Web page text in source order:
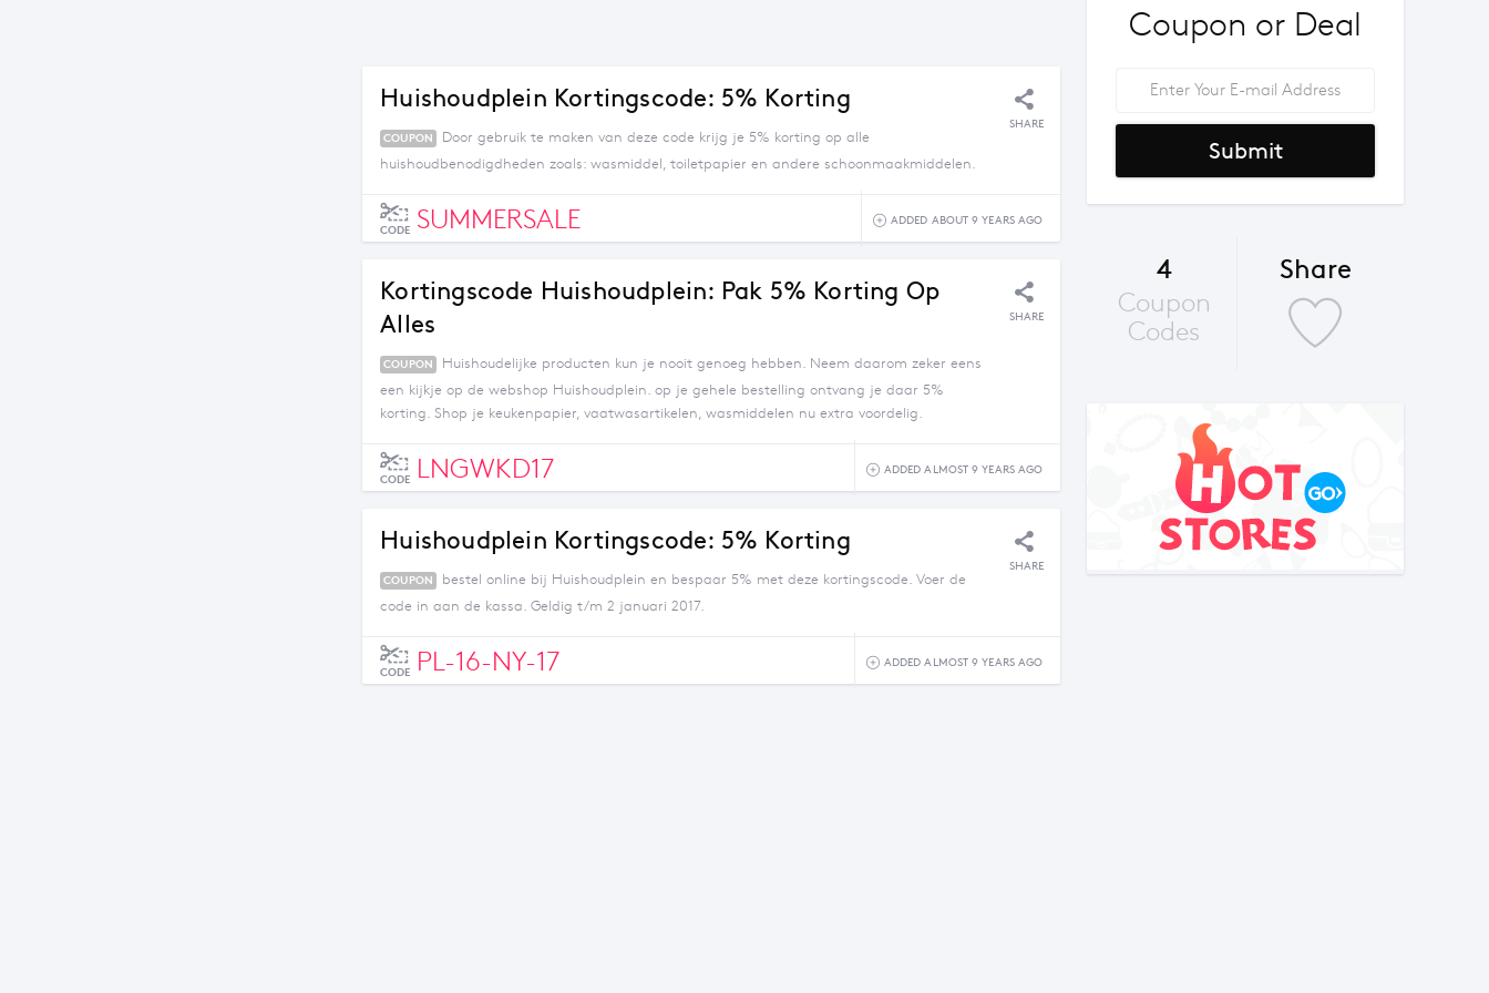
Huishoudplein Kortingscode: 5% Korting
SHARE
COUPON
Door gebruik te maken van deze code krijg je 5% korting op alle
huishoudbenodigdheden zoals: wasmiddel, toiletpapier en andere schoonmaakmiddelen.
CODE SUMMERSALE ADDED ABOUT 9 YEARS AGO
Kortingscode Huishoudplein: Pak 5% Korting Op
Alles
SHARE
COUPON
Huishoudelijke producten kun je nooit genoeg hebben. Neem daarom zeker eens
een kijkje op de webshop Huishoudplein. op je gehele bestelling ontvang je daar 5%
korting. Shop je keukenpapier, vaatwasartikelen, wasmiddelen nu extra voordelig.
CODE LNGWKD17 ADDED ALMOST 9 YEARS AGO
Huishoudplein Kortingscode: 5% Korting
SHARE
COUPON
bestel online bij Huishoudplein en bespaar 5% met deze kortingscode. Voer de
code in aan de kassa. Geldig t/m 2 januari 2017.
CODE PL-16-NY-17 ADDED ALMOST 9 YEARS AGO
Coupon or Deal
Submit
4
Coupon
Codes
Share